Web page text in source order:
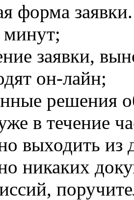
форма
минут;
заявки,
он-лайн;
решения
в течение
выходить из
никаких